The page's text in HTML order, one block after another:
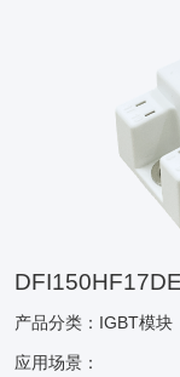
产品分类：IGBT模块
应用场景：